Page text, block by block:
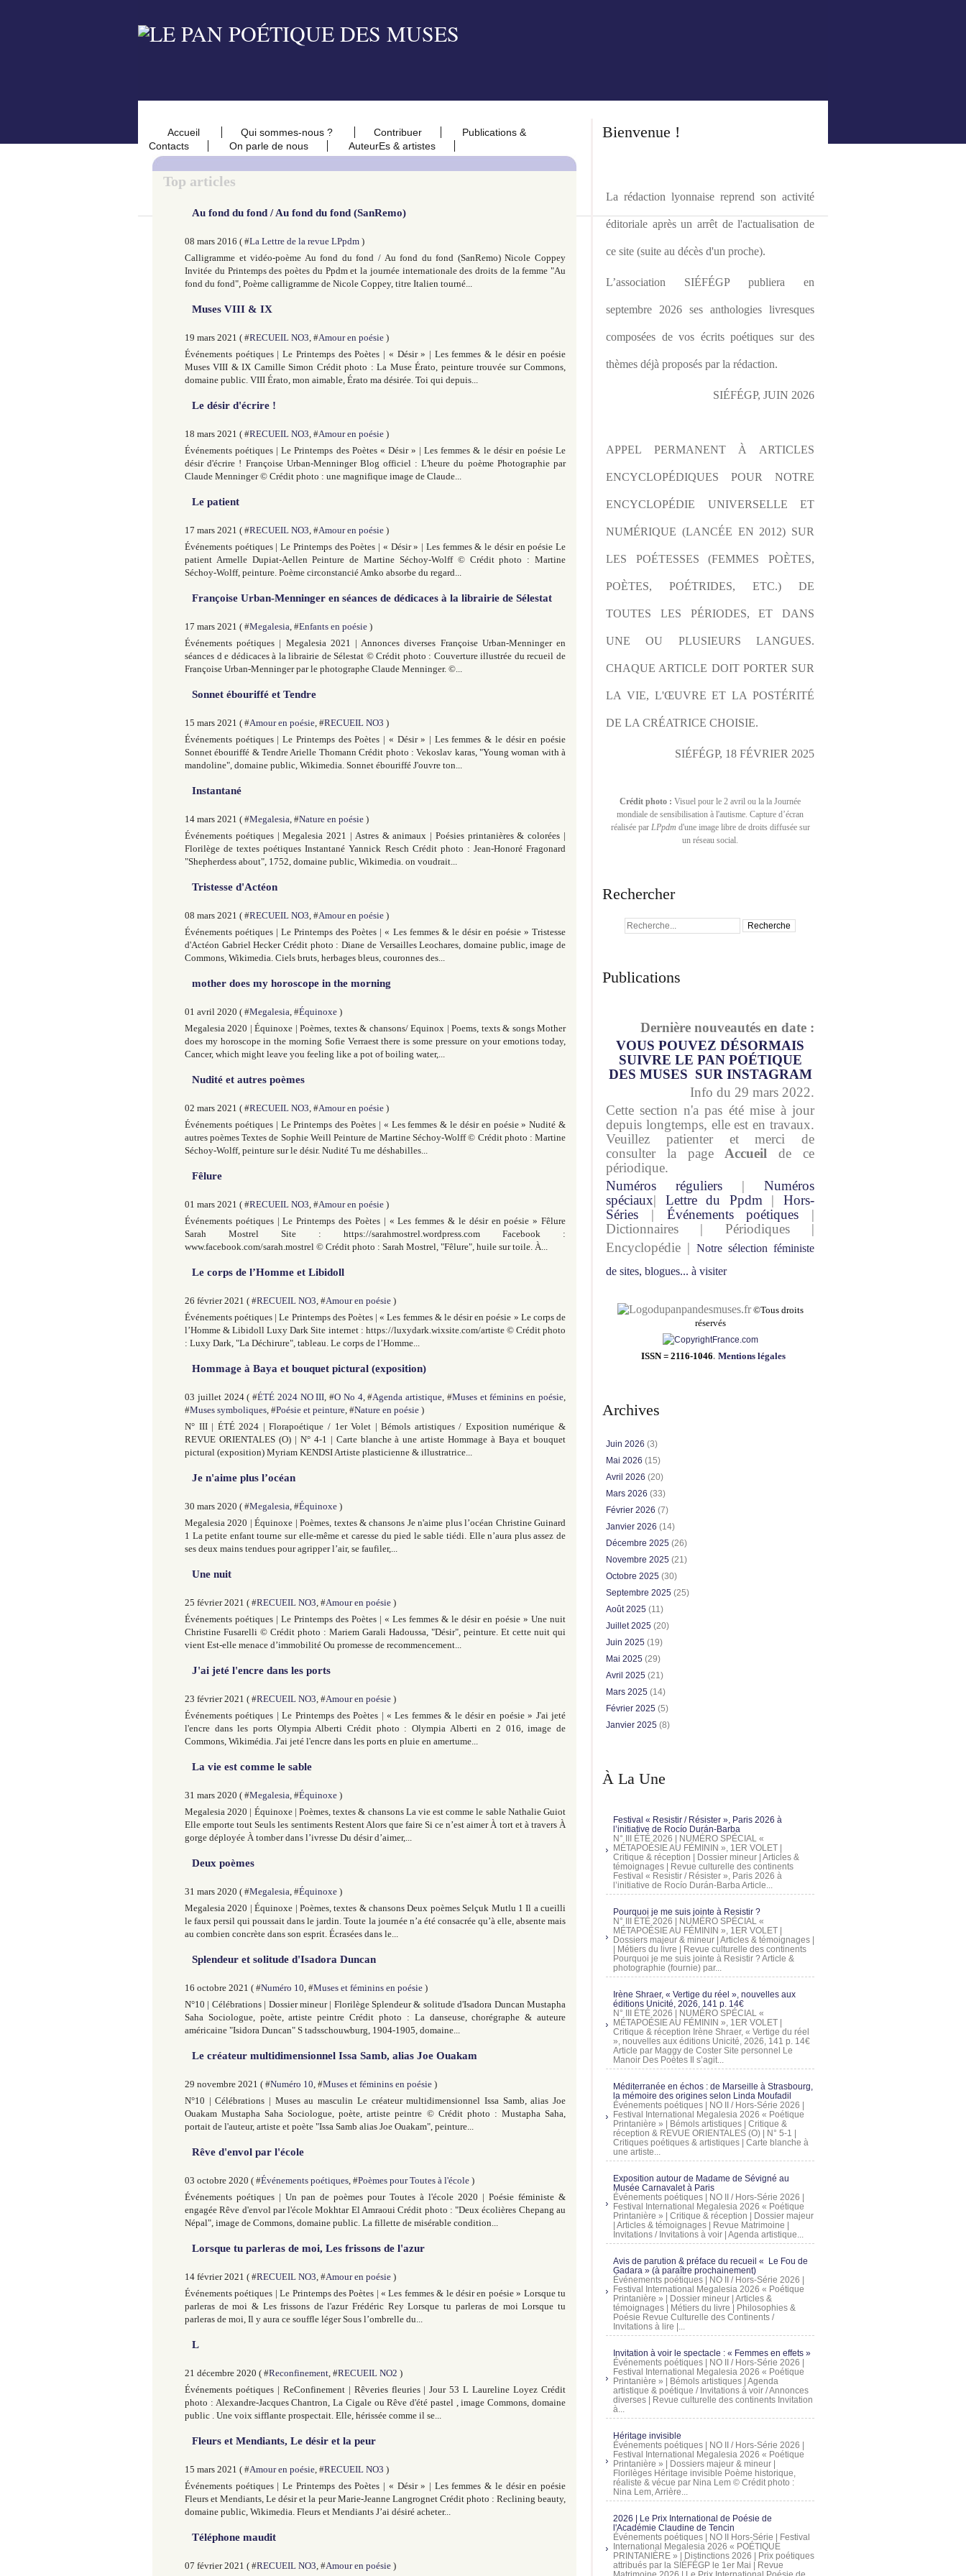
Accueil Qui sommes-nous ? Contribuer
Publications &
Contacts
On parle de nous AuteurEs & artistes
Top articles
Au fond du fond / Au fond du fond (SanRemo)
08 mars 2016 ( #La Lettre de la revue LPpdm )
Calligramme et vidéo-poème Au fond du fond / Au fond du fond (SanRemo) Nicole Coppey
Invitée du Printemps des poètes du Ppdm et la journée internationale des droits de la femme "Au
fond du fond", Poème calligramme de Nicole Coppey, titre Italien tourné...
Muses VIII & IX
19 mars 2021 ( #RECUEIL NO3 , #Amour en poésie )
Événements poétiques | Le Printemps des Poètes | « Désir » | Les femmes & le désir en poésie
Muses VIII & IX Camille Simon Crédit photo : La Muse Érato, peinture trouvée sur Commons,
domaine public. VIII Érato, mon aimable, Érato ma désirée. Toi qui depuis...
Le désir d'écrire !
18 mars 2021 ( #RECUEIL NO3 , #Amour en poésie )
Événements poétiques | Le Printemps des Poètes « Désir » | Les femmes & le désir en poésie Le
désir d'écrire ! Françoise Urban-Menninger Blog officiel : L'heure du poème Photographie par
Claude Menninger © Crédit photo : une magnifique image de Claude...
Le patient
17 mars 2021 ( #RECUEIL NO3 , #Amour en poésie )
Événements poétiques | Le Printemps des Poètes | « Désir » | Les femmes & le désir en poésie Le
patient Armelle Dupiat-Aellen Peinture de Martine Séchoy-Wolff © Crédit photo : Martine
Séchoy-Wolff, peinture. Poème circonstancié Amko absorbe du regard...
Françoise Urban-Menninger en séances de dédicaces à la librairie de Sélestat
17 mars 2021 ( #Megalesia , #Enfants en poésie )
Événements poétiques | Megalesia 2021 | Annonces diverses Françoise Urban-Menninger en
séances d e dédicaces à la librairie de Sélestat © Crédit photo : Couverture illustrée du recueil de
Françoise Urban-Menninger par le photographe Claude Menninger. ©...
Sonnet ébouriffé et Tendre
15 mars 2021 ( #Amour en poésie , #RECUEIL NO3 )
Événements poétiques | Le Printemps des Poètes | « Désir » | Les femmes & le désir en poésie
Sonnet ébouriffé & Tendre Arielle Thomann Crédit photo : Vekoslav karas, "Young woman with à
mandoline", domaine public, Wikimedia. Sonnet ébouriffé J'ouvre ton...
Instantané
14 mars 2021 ( #Megalesia , #Nature en poésie )
Événements poétiques | Megalesia 2021 | Astres & animaux | Poésies printanières & colorées |
Florilège de textes poétiques Instantané Yannick Resch Crédit photo : Jean-Honoré Fragonard
"Shepherdess about", 1752, domaine public, Wikimedia. on voudrait...
Tristesse d'Actéon
08 mars 2021 ( #RECUEIL NO3 , #Amour en poésie )
Événements poétiques | Le Printemps des Poètes | « Les femmes & le désir en poésie » Tristesse
d'Actéon Gabriel Hecker Crédit photo : Diane de Versailles Leochares, domaine public, image de
Commons, Wikimedia. Ciels bruts, herbages bleus, couronnes des...
mother does my horoscope in the morning
01 avril 2020 ( #Megalesia , #Équinoxe )
Megalesia 2020 | Équinoxe | Poèmes, textes & chansons/ Equinox | Poems, texts & songs Mother
does my horoscope in the morning Sofie Verraest there is some pressure on your emotions today,
Cancer, which might leave you feeling like a pot of boiling water,...
Nudité et autres poèmes
02 mars 2021 ( #RECUEIL NO3 , #Amour en poésie )
Événements poétiques | Le Printemps des Poètes | « Les femmes & le désir en poésie » Nudité &
autres poèmes Textes de Sophie Weill Peinture de Martine Séchoy-Wolff © Crédit photo : Martine
Séchoy-Wolff, peinture sur le désir. Nudité Tu me déshabilles...
Fêlure
01 mars 2021 ( #RECUEIL NO3 , #Amour en poésie )
Événements poétiques | Le Printemps des Poètes | « Les femmes & le désir en poésie » Fêlure
Sarah Mostrel Site : https://sarahmostrel.wordpress.com Facebook :
www.facebook.com/sarah.mostrel © Crédit photo : Sarah Mostrel, "Fêlure", huile sur toile. À...
Le corps de l’Homme et Libidoll
26 février 2021 ( #RECUEIL NO3 , #Amour en poésie )
Événements poétiques | Le Printemps des Poètes | « Les femmes & le désir en poésie » Le corps de
l’Homme & Libidoll Luxy Dark Site internet : https://luxydark.wixsite.com/artiste © Crédit photo
: Luxy Dark, "La Déchirure", tableau. Le corps de l’Homme...
Hommage à Baya et bouquet pictural (exposition)
03 juillet 2024 ( #ÉTÉ 2024 NO III , #O No 4, #Agenda artistique , #Muses et féminins en poésie
#Muses symboliques , #Poésie et peinture , #Nature en poésie )
N° III | ÉTÉ 2024 | Florapoétique / 1er Volet | Bémols artistiques / Exposition numérique &
REVUE ORIENTALES (O) | N° 4-1 | Carte blanche à une artiste Hommage à Baya et bouquet
pictural (exposition) Myriam KENDSI Artiste plasticienne & illustratrice...
Je n'aime plus l’océan
30 mars 2020 ( #Megalesia , #Équinoxe )
Megalesia 2020 | Équinoxe | Poèmes, textes & chansons Je n'aime plus l’océan Christine Guinard
1 La petite enfant tourne sur elle-même et caresse du pied le sable tiédi. Elle n’aura plus assez de
ses deux mains tendues pour agripper l’air, se faufiler,...
Une nuit
25 février 2021 ( #RECUEIL NO3 , #Amour en poésie )
Événements poétiques | Le Printemps des Poètes | « Les femmes & le désir en poésie » Une nuit
Christine Fusarelli © Crédit photo : Mariem Garali Hadoussa, "Désir", peinture. Et cette nuit qui
vient Est-elle menace d’immobilité Ou promesse de recommencement...
J'ai jeté l'encre dans les ports
23 février 2021 ( #RECUEIL NO3 , #Amour en poésie )
Événements poétiques | Le Printemps des Poètes | « Les femmes & le désir en poésie » J'ai jeté
l'encre dans les ports Olympia Alberti Crédit photo : Olympia Alberti en 2 016, image de
Commons, Wikimédia. J'ai jeté l'encre dans les ports en pluie en amertume...
La vie est comme le sable
31 mars 2020 ( #Megalesia , #Équinoxe )
Megalesia 2020 | Équinoxe | Poèmes, textes & chansons La vie est comme le sable Nathalie Guiot
Elle emporte tout Seuls les sentiments Restent Alors que faire Si ce n’est aimer À tort et à travers À
gorge déployée À tomber dans l’ivresse Du désir d’aimer,...
Deux poèmes
31 mars 2020 ( #Megalesia , #Équinoxe )
Megalesia 2020 | Équinoxe | Poèmes, textes & chansons Deux poèmes Selçuk Mutlu 1 Il a cueilli
le faux persil qui poussait dans le jardin. Toute la journée n’a été consacrée qu’à elle, absente mais
au combien concrète dans son esprit. Écrasées dans le...
Splendeur et solitude d'Isadora Duncan
16 octobre 2021 ( #Numéro 10 , #Muses et féminins en poésie )
N°10 | Célébrations | Dossier mineur | Florilège Splendeur & solitude d'Isadora Duncan Mustapha
Saha Sociologue, poète, artiste peintre Crédit photo : La danseuse, chorégraphe & auteure
américaine "Isidora Duncan" S tadsschouwburg, 1904-1905, domaine...
Le créateur multidimensionnel Issa Samb, alias Joe Ouakam
29 novembre 2021 ( #Numéro 10 , #Muses et féminins en poésie )
N°10 | Célébrations | Muses au masculin Le créateur multidimensionnel Issa Samb, alias Joe
Ouakam Mustapha Saha Sociologue, poète, artiste peintre © Crédit photo : Mustapha Saha,
portait de l'auteur, artiste et poète "Issa Samb alias Joe Ouakam", peinture...
Rêve d'envol par l'école
03 octobre 2020 ( #Événements poétiques , #Poèmes pour Toutes à l'école )
Événements poétiques | Un pan de poèmes pour Toutes à l'école 2020 | Poésie féministe &
engagée Rêve d'envol par l'école Mokhtar El Amraoui Crédit photo : "Deux écolières Chepang au
Népal", image de Commons, domaine public. La fillette de misérable condition...
Lorsque tu parleras de moi, Les frissons de l'azur
14 février 2021 ( #RECUEIL NO3 , #Amour en poésie )
Événements poétiques | Le Printemps des Poètes | « Les femmes & le désir en poésie » Lorsque tu
parleras de moi & Les frissons de l'azur Frédéric Rey Lorsque tu parleras de moi Lorsque tu
parleras de moi, Il y aura ce souffle léger Sous l’ombrelle du...
L
21 décembre 2020 ( #Reconfinement , #RECUEIL NO2 )
Événements poétiques | ReConfinement | Rêveries fleuries | Jour 53 L Laureline Loyez Crédit
photo : Alexandre-Jacques Chantron, La Cigale ou Rêve d'été pastel , image Commons, domaine
public . Une voix sifflante prospectait. Elle, hérissée comme il se...
Fleurs et Mendiants, Le désir et la peur
15 mars 2021 ( #Amour en poésie , #RECUEIL NO3 )
Événements poétiques | Le Printemps des Poètes | « Désir » | Les femmes & le désir en poésie
Fleurs et Mendiants, Le désir et la peur Marie-Jeanne Langrognet Crédit photo : Reclining beauty,
domaine public, Wikimedia. Fleurs et Mendiants J’ai désiré acheter...
Téléphone maudit
07 février 2021 ( #RECUEIL NO3 , #Amour en poésie )
Bienvenue !
La rédaction lyonnaise reprend son activité
éditoriale après un arrêt de l'actualisation de
ce site (suite au décès d'un proche).
L’association SIÉFÉGP publiera en
septembre 2026 ses anthologies livresques
composées de vos écrits poétiques sur des
thèmes déjà proposés par la rédaction.
SIÉFÉGP, JUIN 2026
APPEL PERMANENT À ARTICLES
ENCYCLOPÉDIQUES POUR NOTRE
ENCYCLOPÉDIE UNIVERSELLE ET
NUMÉRIQUE (LANCÉE EN 2012) SUR
LES POÉTESSES (FEMMES POÈTES,
POÈTES, POÉTRIDES, ETC.) DE
TOUTES LES PÉRIODES, ET DANS
UNE OU PLUSIEURS LANGUES.
CHAQUE ARTICLE DOIT PORTER SUR
LA VIE, L'ŒUVRE ET LA POSTÉRITÉ
DE LA CRÉATRICE CHOISIE.
SIÉFÉGP, 18 FÉVRIER 2025
Crédit photo : Visuel pour le 2 avril ou la la Journée
mondiale de sensibilisation à l'autisme. Capture d’écran
réalisée par LPpdm d'une image libre de droits diffusée sur
un réseau social.
Rechercher
Publications
Dernière nouveautés en date :
VOUS POUVEZ DÉSORMAIS
SUIVRE LE PAN POÉTIQUE
DES MUSES SUR INSTAGRAM
Info du 29 mars 2022.
Cette section n'a pas été mise à jour
depuis longtemps, elle est en travaux.
Veuillez patienter et merci de
consulter la page Accueil de ce
périodique.
Numéros réguliers | Numéros
spéciaux| Lettre du Ppdm |Hors-
Séries | Événements poétiques |
Dictionnaires | Périodiques |
Encyclopédie | Notre sélection féministe
de sites, blogues... à visiter
pandesmuses.fr ©Tous droits
réservés
ISSN = 2116-1046. Mentions légales
Archives
Juin 2026 (3)
Mai 2026 (15)
Avril 2026 (20)
Mars 2026 (33)
Février 2026 (7)
Janvier 2026 (14)
Décembre 2025 (26)
Novembre 2025 (21)
Octobre 2025 (30)
Septembre 2025 (25)
Août 2025 (11)
Juillet 2025 (20)
Juin 2025 (19)
Mai 2025 (29)
Avril 2025 (21)
Mars 2025 (14)
Février 2025 (5)
Janvier 2025 (8)
À La Une
Festival « Resistir / Résister », Paris 2026 à
l’initiative de Rocío Durán-Barba
N° III ÉTÉ 2026 | NUMÉRO SPÉCIAL «
MÉTAPOÉSIE AU FÉMININ », 1ER VOLET |
Critique & réception | Dossier mineur | Articles &
témoignages | Revue culturelle des continents
Festival « Resistir / Résister », Paris 2026 à
l’initiative de Rocío Durán-Barba Article...
Pourquoi je me suis jointe à Resistir ?
N° III ÉTÉ 2026 | NUMÉRO SPÉCIAL «
MÉTAPOÉSIE AU FÉMININ », 1ER VOLET |
Dossiers majeur & mineur | Articles & témoignages |
| Métiers du livre | Revue culturelle des continents
Pourquoi je me suis jointe à Resistir ? Article &
photographie (fournie) par...
Irène Shraer, « Vertige du réel », nouvelles aux
éditions Unicité, 2026, 141 p. 14€
N° III ÉTÉ 2026 | NUMÉRO SPÉCIAL «
MÉTAPOÉSIE AU FÉMININ », 1ER VOLET |
Critique & réception Irène Shraer, « Vertige du réel
», nouvelles aux éditions Unicité, 2026, 141 p. 14€
Article par Maggy de Coster Site personnel Le
Manoir Des Poètes Il s’agit...
Méditerranée en échos : de Marseille à Strasbourg,
la mémoire des origines selon Linda Moufadil
Événements poétiques | NO II / Hors-Série 2026 |
Festival International Megalesia 2026 « Poétique
Printanière » | Bémols artistiques | Critique &
réception & REVUE ORIENTALES (O) | N° 5-1 |
Critiques poétiques & artistiques | Carte blanche à
une artiste...
Exposition autour de Madame de Sévigné au
Musée Carnavalet à Paris
Événements poétiques | NO II / Hors-Série 2026 |
Festival International Megalesia 2026 « Poétique
Printanière » | Critique & réception | Dossier majeur
| Articles & témoignages | Revue Matrimoine |
Invitations / Invitations à voir | Agenda artistique...
Avis de parution & préface du recueil « Le Fou de
Gadara » (à paraître prochainement)
Événements poétiques | NO II / Hors-Série 2026 |
Festival International Megalesia 2026 « Poétique
Printanière » | Dossier mineur | Articles &
témoignages | Métiers du livre | Philosophies &
Poésie Revue Culturelle des Continents /
Invitations à lire |...
Invitation à voir le spectacle : « Femmes en effets »
Événements poétiques | NO II / Hors-Série 2026 |
Festival International Megalesia 2026 « Poétique
Printanière » | Bémols artistiques | Agenda
artistique & poétique / Invitations à voir / Annonces
diverses | Revue culturelle des continents Invitation
à...
Héritage invisible
Événements poétiques | NO II / Hors-Série 2026 |
Festival International Megalesia 2026 « Poétique
Printanière » | Dossiers majeur & mineur |
Florilèges Héritage invisible Poème historique,
réaliste & vécue par Nina Lem © Crédit photo :
Nina Lem, Arrière...
2026 | Le Prix International de Poésie de
l'Académie Claudine de Tencin
Événements poétiques | NO II Hors-Série | Festival
International Megalesia 2026 « POÉTIQUE
PRINTANIÈRE » | Distinctions 2026 | Prix poétiques
attribués par la SIÉFÉGP le 1er Mai | Revue